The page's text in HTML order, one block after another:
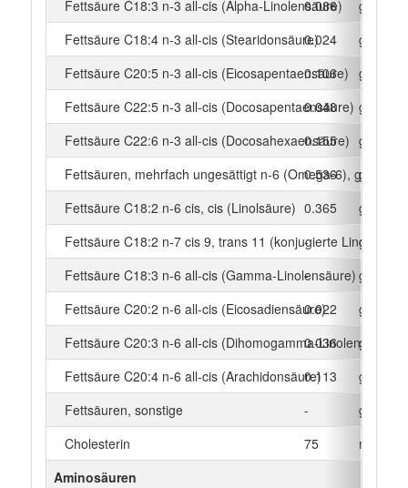
Fettsäure C18:3 n-3 all-cis (Alpha-Linolensäure)
0.086
g
Fettsäure C18:4 n-3 all-cis (Stearidonsäure)0.024
g
Fettsäure C20:5 n-3 all-cis (Eicosapentaensäure)
0.106
g
Fettsäure C22:5 n-3 all-cis (Docosapentaensäure)
0.048
g
Fettsäure C22:6 n-3 all-cis (Docosahexaensäure)
0.155
g
Fettsäuren, mehrfach ungesättigt n-6 (Omega-6), gesamt
0.536
g
Fettsäure C18:2 n-6 cis, cis (Linolsäure) 0.365
g
Fettsäure C18:2 n-7 cis 9, trans 11 (konjugierte Linolsäure)
-
g
Fettsäure C18:3 n-6 all-cis (Gamma-Linolensäure)
-
g
Fettsäure C20:2 n-6 all-cis (Eicosadiensäure)
0.022
g
Fettsäure C20:3 n-6 all-cis (Dihomogamma-Linolensäure)
0.036
g
Fettsäure C20:4 n-6 all-cis (Arachidonsäure)0.113
g
Fettsäuren, sonstige
-
g
Cholesterin
75
mg
Aminosäuren